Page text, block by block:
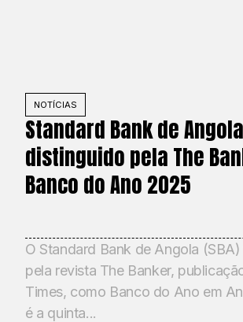
NOTÍCIAS
Standard Bank de Angola
distinguido pela The
Banco do Ano 2025
O Standard Bank de Angola
pela revista The Banker,
Times, como Banco do Ano em
é a quinta...